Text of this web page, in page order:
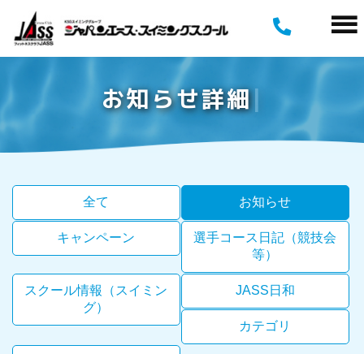
お知らせ詳細
全て お知らせ
キャンペーン
選手コース日記（競技会
等）
スクール情報（スイミン
グ）
JASS日和
カテゴリ